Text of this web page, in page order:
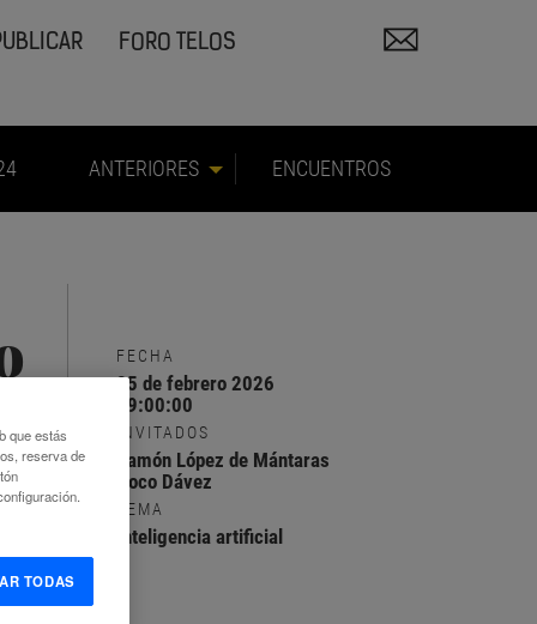
FORO TELOS
ANTERIORES ENCUENTROS
un
FECHA
25 de febrero 2026
19:00:00
INVITADOS
Ramón López de Mántaras
Coco Dávez
TEMA
Inteligencia artificial
que estás
reserva de
TODAS